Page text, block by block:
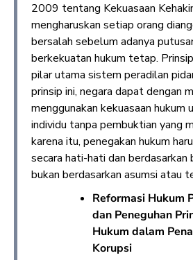
2009 tentang Kekuasaan
mengharuskan setiap orang
bersalah sebelum adanya
berkekuatan hukum tetap.
pilar utama sistem peradilan
prinsip ini, negara dapat dengan
menggunakan kekuasaan hukum
individu tanpa pembuktian yang
karena itu, penegakan hukum
secara hati-hati dan berdasarkan
bukan berdasarkan asumsi atau
Reformasi Hukum
dan Peneguhan
Hukum dalam
Korupsi